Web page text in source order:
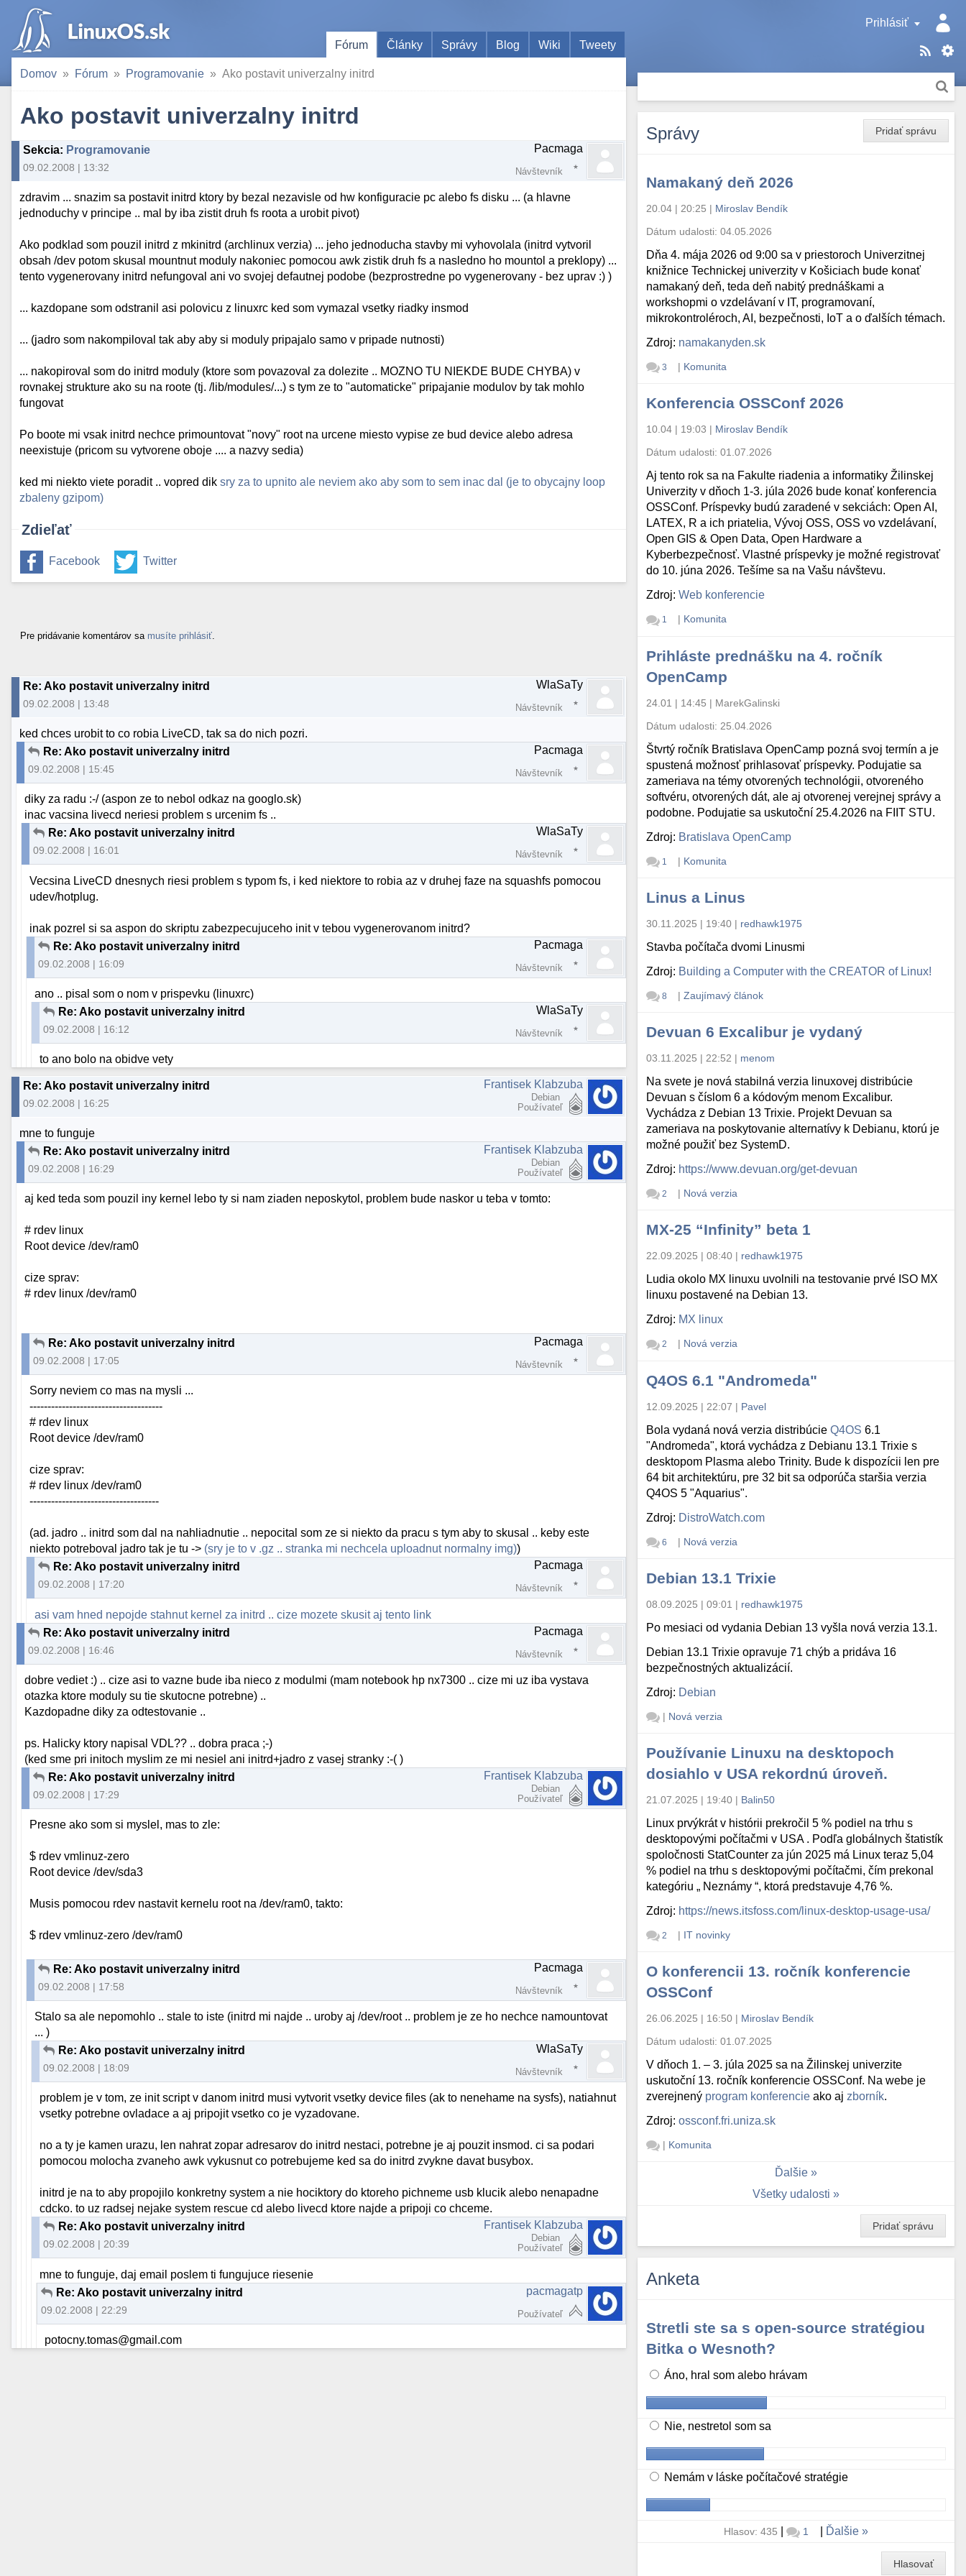
Prihlásiť
Fórum
Články Správy Blog Wiki Tweety
Domov Fórum Programovanie Ako postavit univerzalny initrd
Ako postavit univerzalny initrd
Sekcia: Programovanie
09.02.2008 | 13:32
Pacmaga
Návštevník
zdravim ... snazim sa postavit initrd ktory by bezal nezavisle od hw konfiguracie pc alebo fs disku ... (a hlavne
jednoduchy v principe .. mal by iba zistit druh fs roota a urobit pivot)
Ako podklad som pouzil initrd z mkinitrd (archlinux verzia) ... jeho jednoducha stavby mi vyhovolala (initrd vytvoril
obsah /dev potom skusal mountnut moduly nakoniec pomocou awk zistik druh fs a nasledno ho mountol a preklopy) ...
tento vygenerovany initrd nefungoval ani vo svojej defautnej podobe (bezprostredne po vygenerovany - bez uprav :) )
... kazdopane som odstranil asi polovicu z linuxrc ked som vymazal vsetky riadky insmod
... (jadro som nakompiloval tak aby aby si moduly pripajalo samo v pripade nutnosti)
... nakopiroval som do initrd moduly (ktore som povazoval za dolezite .. MOZNO TU NIEKDE BUDE CHYBA) v
rovnakej strukture ako su na roote (tj. /lib/modules/...) s tym ze to "automaticke" pripajanie modulov by tak mohlo
fungovat
Po boote mi vsak initrd nechce primountovat "novy" root na urcene miesto vypise ze bud device alebo adresa
neexistuje (pricom su vytvorene oboje .... a nazvy sedia)
ked mi niekto viete poradit .. vopred diksry za to upnito ale neviem ako aby som to sem inac dal (je to obycajny loop
zbaleny gzipom)
Zdieľať
Facebook Twitter
Pre pridávanie komentárov sa musíte prihlásiť
Re: Ako postavit univerzalny initrd
09.02.2008 | 13:48
WlaSaTy
Návštevník
ked chces urobit to co robia LiveCD, tak sa do nich pozri.
Re: Ako postavit univerzalny initrd
09.02.2008 | 15:45
Pacmaga
Návštevník
diky za radu :-/ (aspon ze to nebol odkaz na googlo.sk)
inac vacsina livecd neriesi problem s urcenim fs ..
Re: Ako postavit univerzalny initrd
09.02.2008 | 16:01
WlaSaTy
Návštevník
Vecsina LiveCD dnesnych riesi problem s typom fs, i ked niektore to robia az v druhej faze na squashfs pomocou
udev/hotplug.
inak pozrel si sa aspon do skriptu zabezpecujuceho init v tebou vygenerovanom initrd?
Re: Ako postavit univerzalny initrd
09.02.2008 | 16:09
Pacmaga
Návštevník
ano .. pisal som o nom v prispevku (linuxrc)
Re: Ako postavit univerzalny initrd
09.02.2008 | 16:12
WlaSaTy
Návštevník
to ano bolo na obidve vety
Re: Ako postavit univerzalny initrd
09.02.2008 | 16:25
Frantisek Klabzuba
Debian
Používateľ
mne to funguje
Re: Ako postavit univerzalny initrd
09.02.2008 | 16:29
Frantisek Klabzuba
Debian
Používateľ
aj ked teda som pouzil iny kernel lebo ty si nam ziaden neposkytol, problem bude naskor u teba v tomto:
# rdev linux
Root device /dev/ram0
cize sprav:
# rdev linux /dev/ram0
Re: Ako postavit univerzalny initrd
09.02.2008 | 17:05
Pacmaga
Návštevník
Sorry neviem co mas na mysli ...
-------------------------------------
# rdev linux
Root device /dev/ram0
cize sprav:
# rdev linux /dev/ram0
------------------------------------
(ad. jadro .. initrd som dal na nahliadnutie .. nepocital som ze si niekto da pracu s tym aby to skusal .. keby este
niekto potreboval jadro tak je tu -> (sry je to v .gz .. stranka mi nechcela uploadnut normalny img))
Re: Ako postavit univerzalny initrd
09.02.2008 | 17:20
Pacmaga
Návštevník
asi vam hned nepojde stahnut kernel za initrd .. cize mozete skusit aj tento link
Re: Ako postavit univerzalny initrd
09.02.2008 | 16:46
Pacmaga
Návštevník
dobre vediet :) .. cize asi to vazne bude iba nieco z modulmi (mam notebook hp nx7300 .. cize mi uz iba vystava
otazka ktore moduly su tie skutocne potrebne) ..
Kazdopadne diky za odtestovanie ..
ps. Halicky ktory napisal VDL?? .. dobra praca ;-)
(ked sme pri initoch myslim ze mi nesiel ani initrd+jadro z vasej stranky :-( )
Re: Ako postavit univerzalny initrd
09.02.2008 | 17:29
Frantisek Klabzuba
Debian
Používateľ
Presne ako som si myslel, mas to zle:
$ rdev vmlinuz-zero
Root device /dev/sda3
Musis pomocou rdev nastavit kernelu root na /dev/ram0, takto:
$ rdev vmlinuz-zero /dev/ram0
Re: Ako postavit univerzalny initrd
09.02.2008 | 17:58
Pacmaga
Návštevník
Stalo sa ale nepomohlo .. stale to iste (initrd mi najde .. uroby aj /dev/root .. problem je ze ho nechce namountovat
... )
Re: Ako postavit univerzalny initrd
09.02.2008 | 18:09
WlaSaTy
Návštevník
problem je v tom, ze init script v danom initrd musi vytvorit vsetky device files (ak to nenehame na sysfs), natiahnut
vsetky potrebne ovladace a aj pripojit vsetko co je vyzadovane.
no a ty je kamen urazu, len nahrat zopar adresarov do initrd nestaci, potrebne je aj pouzit insmod. ci sa podari
pomocou molocha zvaneho awk vykusnut co potrebujeme ked sa do initrd zvykne davat busybox.
initrd je na to aby propojilo konkretny system a nie hociktory do ktoreho pichneme usb klucik alebo nenapadne
cdcko. to uz radsej nejake system rescue cd alebo livecd ktore najde a pripoji co chceme.
Re: Ako postavit univerzalny initrd
09.02.2008 | 20:39
Frantisek Klabzuba
Debian
Používateľ
mne to funguje, daj email poslem ti fungujuce riesenie
Re: Ako postavit univerzalny initrd
09.02.2008 | 22:29
pacmagatp
Používateľ
potocny.tomas@gmail.com
Pridať správu
Správy
Namakaný deň 2026
20.04 | 20:25 | Miroslav Bendík
Dátum udalosti:04.05.2026
Dňa 4. mája 2026 od 9:00 sa v priestoroch Univerzitnej
knižnice Technickej univerzity v Košiciach bude konať
namakaný deň, teda deň nabitý prednáškami a
workshopmi o vzdelávaní v IT, programovaní,
mikrokontroléroch, AI, bezpečnosti, IoT a o ďalších témach.
Zdroj: namakanyden.sk
3 | Komunita
Konferencia OSSConf 2026
10.04 | 19:03 | Miroslav Bendík
Dátum udalosti:01.07.2026
Aj tento rok sa na Fakulte riadenia a informatiky Žilinskej
Univerzity v dňoch 1-3. júla 2026 bude konať konferencia
OSSConf. Príspevky budú zaradené v sekciách: Open AI,
LATEX, R a ich priatelia, Vývoj OSS, OSS vo vzdelávaní,
Open GIS & Open Data, Open Hardware a
Kyberbezpečnosť. Vlastné príspevky je možné registrovať
do 10. júna 2026. Tešíme sa na Vašu návštevu.
Zdroj:Web konferencie
1 | Komunita
Prihláste prednášku na 4. ročník
OpenCamp
24.01 | 14:45 | MarekGalinski
Dátum udalosti: 25.04.2026
Štvrtý ročník Bratislava OpenCamp pozná svoj termín a je
spustená možnosť prihlasovať príspevky. Podujatie sa
zameriava na témy otvorených technológii, otvoreného
softvéru, otvorených dát, ale aj otvorenej verejnej správy a
podobne. Podujatie sa uskutoční 25.4.2026 na FIIT STU.
Zdroj: Bratislava OpenCamp
1 | Komunita
Linus a Linus
30.11.2025 | 19:40 | redhawk1975
Stavba počítača dvomi Linusmi
Zdroj: Building a Computer with the CREATOR of Linux!
8 | Zaujímavý článok
Devuan 6 Excalibur je vydaný
03.11.2025 | 22:52 | menom
Na svete je nová stabilná verzia linuxovej distribúcie
Devuan s číslom 6 a kódovým menom Excalibur.
Vychádza z Debian 13 Trixie. Projekt Devuan sa
zameriava na poskytovanie alternatívy k Debianu, ktorú je
možné použiť bez SystemD.
Zdroj: https://www.devuan.org/get-devuan
2 | Nová verzia
MX-25 “Infinity” beta 1
22.09.2025 | 08:40 | redhawk1975
Ludia okolo MX linuxu uvolnili na testovanie prvé ISO MX
linuxu postavené na Debian 13.
Zdroj: MX linux
2 | Nová verzia
Q4OS 6.1 "Andromeda"
12.09.2025 | 22:07 | Pavel
Bola vydaná nová verzia distribúcieQ4OS 6.1
"Andromeda", ktorá vychádza z Debianu 13.1 Trixie s
desktopom Plasma alebo Trinity. Bude k dispozícii len pre
64 bit architektúru, pre 32 bit sa odporúča staršia verzia
Q4OS 5 "Aquarius".
Zdroj: DistroWatch.com
6 | Nová verzia
Debian 13.1 Trixie
08.09.2025 | 09:01 | redhawk1975
Po mesiaci od vydania Debian 13 vyšla nová verzia 13.1.
Debian 13.1 Trixie opravuje 71 chýb a pridáva 16
bezpečnostných aktualizácií.
Zdroj: Debian
| Nová verzia
Používanie Linuxu na desktopoch
dosiahlo v USA rekordnú úroveň.
21.07.2025 | 19:40 | Balin50
Linux prvýkrát v histórii prekročil 5 % podiel na trhu s
desktopovými počítačmi v USA . Podľa globálnych štatistík
spoločnosti StatCounter za jún 2025 má Linux teraz 5,04
% podiel na trhu s desktopovými počítačmi, čím prekonal
kategóriu „ Neznámy “, ktorá predstavuje 4,76 %.
Zdroj: https://news.itsfoss.com/linux-desktop-usage-usa/
2 | IT novinky
O konferencii 13. ročník konferencie
OSSConf
26.06.2025 | 16:50 | Miroslav Bendík
Dátum udalosti:01.07.2025
V dňoch 1. – 3. júla 2025 sa na Žilinskej univerzite
uskutoční 13. ročník konferencie OSSConf. Na webe je
zverejnený program konferencie ako aj zborník.
Zdroj:ossconf.fri.uniza.sk
| Komunita
Ďalšie
Všetky udalosti
Pridať správu
Anketa
Stretli ste sa s open-source stratégiou
Bitka o Wesnoth?
Áno, hral som alebo hrávam
Nie, nestretol som sa
Nemám v láske počítačové stratégie
Hlasov: 435 | 1 Ďalšie
Hlasovať